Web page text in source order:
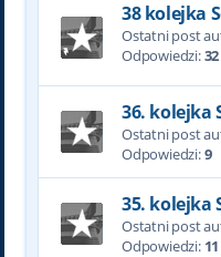
38 kolejka
Ostatni post
Odpowiedzi:32
36. kolejka
Ostatni post
Odpowiedzi:9
35. kolejka
Ostatni post
Odpowiedzi: 11